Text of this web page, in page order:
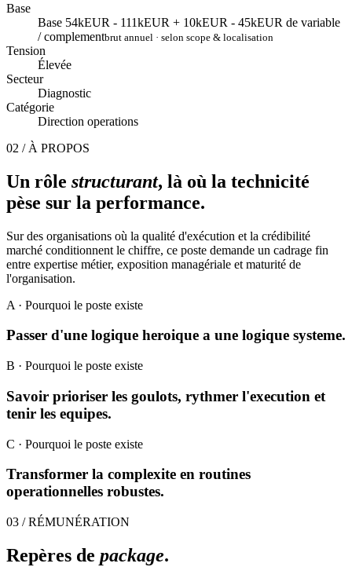
Base
Base 54kEUR - 111kEUR + 10kEUR - 45kEUR de variable
/ complementbrut annuel · selon scope & localisation
Tension
Élevée
Secteur
Diagnostic
Catégorie
Direction operations
02 / À PROPOS
Un rôle structurant, là où la technicité
pèse sur la performance.
Sur des organisations où la qualité d'exécution et la crédibilité
marché conditionnent le chiffre, ce poste demande un cadrage fin
entre expertise métier, exposition managériale et maturité de
l'organisation.
A · Pourquoi le poste existe
Passer d'une logique heroique a une logique systeme.
B · Pourquoi le poste existe
Savoir prioriser les goulots, rythmer l'execution et
tenir les equipes.
C · Pourquoi le poste existe
Transformer la complexite en routines
operationnelles robustes.
03 / RÉMUNÉRATION
Repères de package.